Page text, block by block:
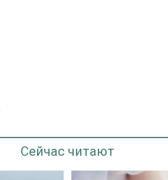
Сейчас читают